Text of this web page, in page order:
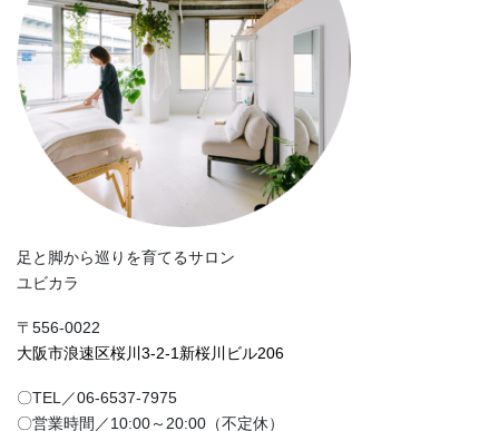
足と脚から巡りを育てるサロン
ユビカラ
〒556-0022
大阪市浪速区桜川3-2-1新桜川ビル206
〇TEL／06-6537-7975
〇営業時間／10:00～20:00（不定休）